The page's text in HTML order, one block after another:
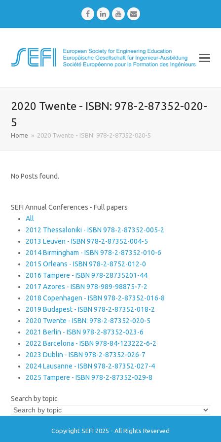
FacebookLinkedInYoutubeEmail
2020 Twente - ISBN: 978-2-87352-020-
5
Home » 2020 Twente - ISBN: 978-2-87352-020-5
No Posts found.
SEFI Annual Conferences - Full papers
All
2012 Thessaloniki - ISBN 978-2-87352-005-2
2013 Leuven - ISBN 978-2-87352-004-5
2014 Birmingham - ISBN 978-2-87352-010-6
2015 Orleans - ISBN 978-2-8752-012-0
2016 Tampere - ISBN 978-28735201-44
2017 Azores - ISBN 978-989-98875-7-2
2018 Copenhagen - ISBN 978-2-87352-016-8
2019 Budapest - ISBN 978-2-87352-018-2
2020 Twente - ISBN: 978-2-87352-020-5
2021 Berlin - ISBN 978-2-87352-023-6
2022 Barcelona - ISBN 978-84-123222-6-2
2023 Dublin - ISBN 978-2-87352-026-7
2024 Lausanne - ISBN 978-2-87352-027-4
2025 Tampere - ISBN 978-2-87352-029-8
Search by topic
Copyright SEFI 2025 - All Rights Reserved